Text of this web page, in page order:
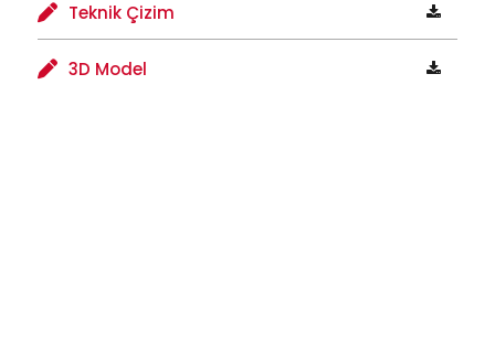
Teknik Çizim
3D Model